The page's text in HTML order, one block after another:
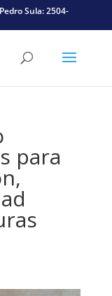
Sula: 2504-
para